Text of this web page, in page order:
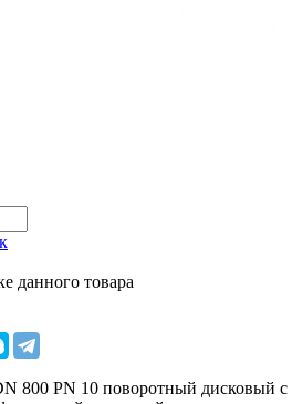
данного товара